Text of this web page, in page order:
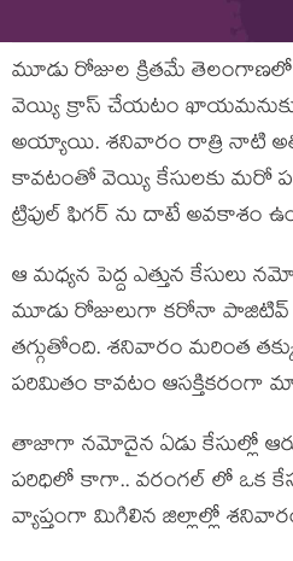
మూడు రోజుల క్రితమే
వెయ్యి క్రాస్ చేయటం
అయ్యాయి. శనివారం రాత్రి నాటి అతి
కావటంతో వెయ్యి కేసులకు మరో
ట్రిపుల్ ఫిగర్ ను దాటే అవకాశం
ఆ మధ్యన పెద్ద ఎత్తున కేసులు
మూడు రోజులుగా కరోనా పాజిటివ్
తగ్గుతోంది. శనివారం మరింత
పరిమితం కావటం ఆసక్తికరంగా
తాజాగా నమోదైన ఏడు కేసుల్లో
పరిధిలో కాగా.. వరంగల్ లో ఒక
వ్యాప్తంగా మిగిలిన జిల్లాల్లో